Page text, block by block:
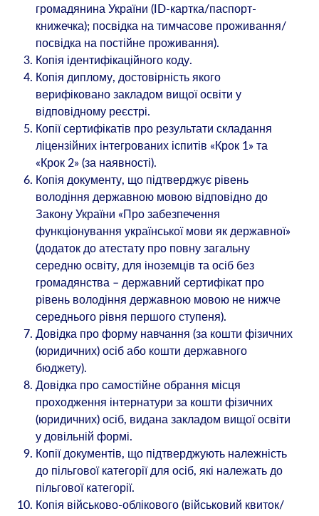
громадянина України (ID-картка/паспорт-
книжечка); посвідка на тимчасове проживання/
посвідка на постійне проживання).
Копія ідентифікаційного коду.
Копія диплому, достовірність якого
верифіковано закладом вищої освіти у
відповідному реєстрі.
Копії сертифікатів про результати складання
ліцензійних інтегрованих іспитів «Крок 1» та
«Крок 2» (за наявності).
Копія документу, що підтверджує рівень
володіння державною мовою відповідно до
Закону України «Про забезпечення
функціонування української мови як державної»
(додаток до атестату про повну загальну
середню освіту, для іноземців та осіб без
громадянства – державний сертифікат про
рівень володіння державною мовою не нижче
середнього рівня першого ступеня).
Довідка про форму навчання (за кошти фізичних
(юридичних) осіб або кошти державного
бюджету).
Довідка про самостійне обрання місця
проходження інтернатури за кошти фізичних
(юридичних) осіб, видана закладом вищої освіти
у довільній формі.
Копії документів, що підтверджують належність
до пільгової категорії для осіб, які належать до
пільгової категорії.
Копія військово-облікового (військовий квиток/